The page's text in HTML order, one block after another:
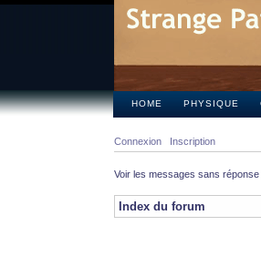
HOME PHYSIQUE
Connexion Inscription
Voir les messages sans réponse
Index du forum